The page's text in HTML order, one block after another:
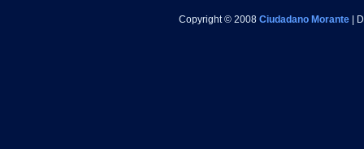
Copyright © 2008 Ciudadano Morante |